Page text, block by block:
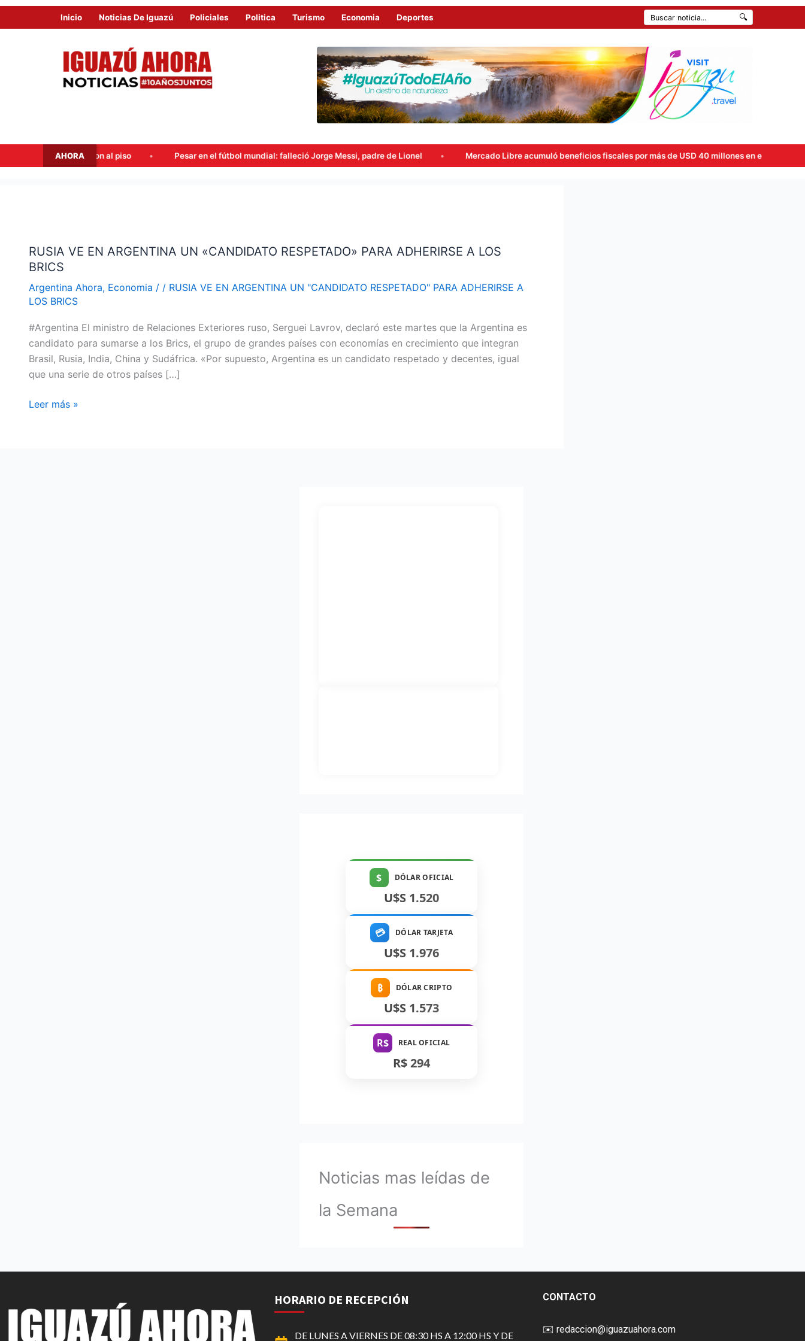
Inicio Noticias De Iguazú Policiales Politica Turismo Economia Deportes 🔍
AHORA
al piso Pesar en el fútbol mundial: falleció Jorge Messi, padre de Lionel Mercado Libre acumuló beneficios fiscales por más de USD 40 millones en el primer semestre tras la
RUSIA VE EN ARGENTINA UN «CANDIDATO RESPETADO» PARA ADHERIRSE A LOS
BRICS
Argentina Ahora, Economia / / RUSIA VE EN ARGENTINA UN "CANDIDATO RESPETADO" PARA ADHERIRSE A
LOS BRICS
#Argentina El ministro de Relaciones Exteriores ruso, Serguei Lavrov, declaró este martes que la Argentina es
candidato para sumarse a los Brics, el grupo de grandes países con economías en crecimiento que integran
Brasil, Rusia, India, China y Sudáfrica. «Por supuesto, Argentina es un candidato respetado y decentes, igual
que una serie de otros países […]
EN
ARGENTINA
UN
«CANDIDATO
PARA
ADHERIRSE
A
LOS
Leer más »
$ DÓLAR OFICIAL
U$S 1.520
💳 DÓLAR TARJETA
U$S 1.976
₿ DÓLAR CRIPTO
U$S 1.573
R$ REAL OFICIAL
R$ 294
Noticias mas leídas de
la Semana
HORARIO DE RECEPCIÓN
DE LUNES A VIERNES DE 08:30 HS A 12:00 HS Y DE
CONTACTO
✉️ redaccion@iguazuahora.com